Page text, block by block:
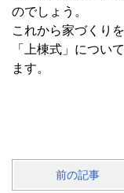
のでしょう。
これから家づくり
「上棟式」につい
ます。
前の記事